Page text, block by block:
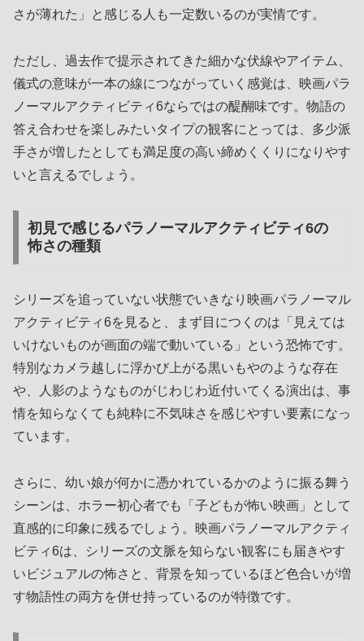
さが薄れた」と感じる人も一定数いるのが実情です。
ただし、過去作で提示されてきた細かな伏線やアイテム、
儀式の意味が一本の線につながっていく感覚は、映画パラ
ノーマルアクティビティ6ならではの醍醐味です。物語の
答え合わせを楽しみたいタイプの観客にとっては、多少派
手さが増したとしても満足度の高い締めくくりになりやす
いと言えるでしょう。
初見で感じるパラノーマルアクティビティ6の
怖さの種類
シリーズを追っていない状態でいきなり映画パラノーマル
アクティビティ6を見ると、まず目につくのは「見えては
いけないものが画面の端で動いている」という恐怖です。
特別なカメラ越しに浮かび上がる黒いもやのような存在
や、人影のようなものがじわじわ近付いてくる演出は、事
情を知らなくても純粋に不気味さを感じやすい要素になっ
ています。
さらに、幼い娘が何かに憑かれているかのように振る舞う
シーンは、ホラー初心者でも「子どもが怖い映画」として
直感的に印象に残るでしょう。映画パラノーマルアクティ
ビティ6は、シリーズの文脈を知らない観客にも届きやす
いビジュアルの怖さと、背景を知っているほど色合いが増
す物語性の両方を併せ持っているのが特徴です。